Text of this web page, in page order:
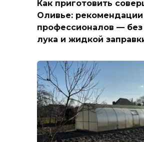
Как приготовить
Оливье: рекомендации
профессионалов — без
лука и жидкой